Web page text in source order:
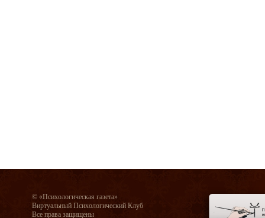
© «Психологическая газета»
Виртуальный Психологический Клуб
Все права защищены